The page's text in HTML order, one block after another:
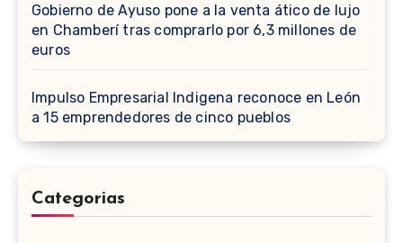
Gobierno de Ayuso pone a la venta ático de lujo
en Chamberí tras comprarlo por 6,3 millones de
euros
Impulso Empresarial Indigena reconoce en León
a 15 emprendedores de cinco pueblos
Categorias